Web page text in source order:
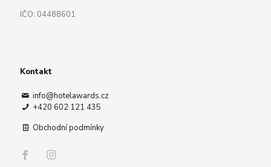
IČO: 04488601
Kontakt
info@hotelawards.cz
+420 602 121 435
Obchodní podmínky